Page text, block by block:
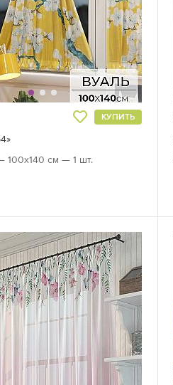
КУПИТЬ
100х140 см — 1 шт.